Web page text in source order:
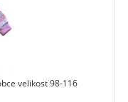
velikost 98-116